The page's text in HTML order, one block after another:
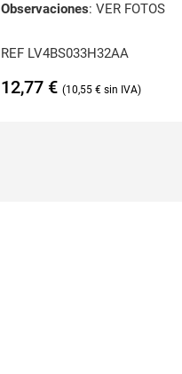
Observaciones: VER FOTOS
REF LV4BS033H32AA
12,77 € 10,55 €